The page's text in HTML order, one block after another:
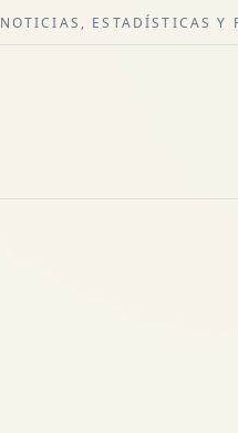
NOTICIAS, ESTADÍSTICAS Y